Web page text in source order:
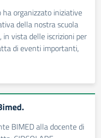
organizzato iniziative
della nostra scuola
vista delle iscrizioni per
di eventi importanti,
BIMED alla docente di